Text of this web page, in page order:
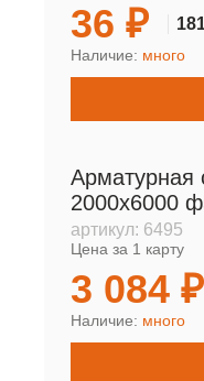
36 ₽
Наличие: много
Арматурная
2000х6000
артикул: 6495
Цена за 1 карту
3 084 ₽
Наличие: много